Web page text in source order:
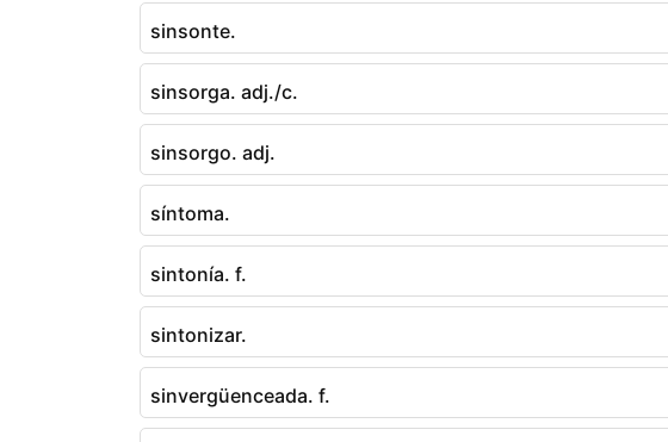
sinsonte.
sinsorga. adj./c.
sinsorgo. adj.
síntoma.
sintonía. f.
sintonizar.
sinvergüenceada. f.